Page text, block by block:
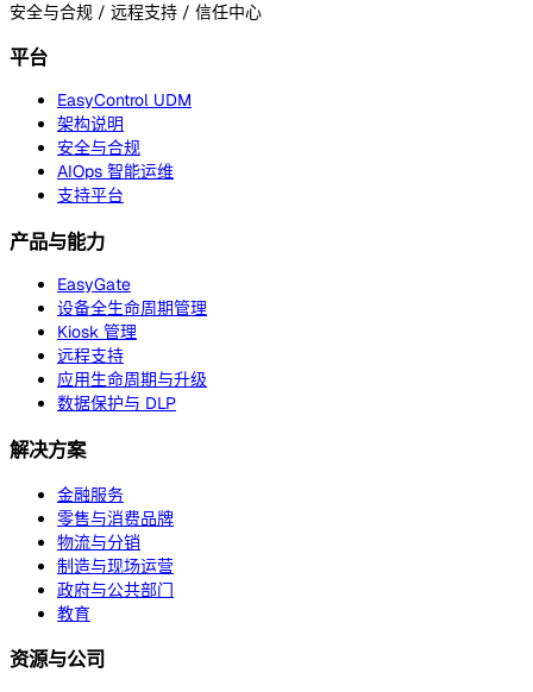
安全与合规 / 远程支持 / 信任中心
平台
EasyControl UDM
架构说明
安全与合规
AIOps 智能运维
支持平台
产品与能力
EasyGate
设备全生命周期管理
Kiosk 管理
远程支持
应用生命周期与升级
数据保护与 DLP
解决方案
金融服务
零售与消费品牌
物流与分销
制造与现场运营
政府与公共部门
教育
资源与公司